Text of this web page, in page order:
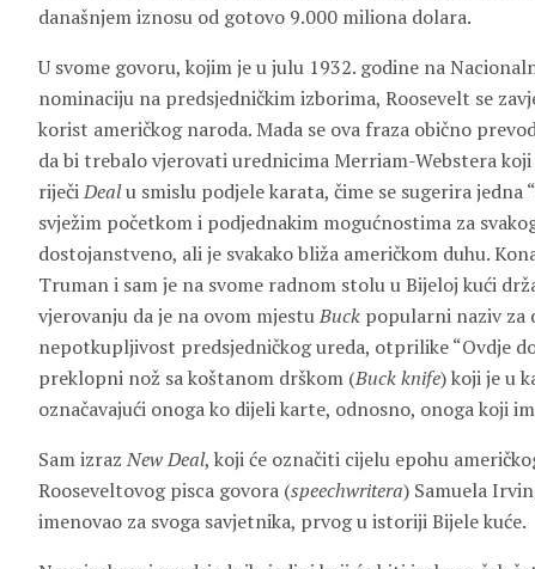
današnjem iznosu od gotovo 9.000 miliona dolara.
U svome govoru, kojim je u julu 1932. godine na
nominaciju na predsjedničkim izborima, Roosevelt se
korist američkog naroda. Mada se ova fraza obično
da bi trebalo vjerovati urednicima Merriam-Webstera
riječiDealu smislu podjele karata, čime se sugerira jedna
svježim početkom i podjednakim mogućnostima za
dostojanstveno, ali je svakako bliža američkom duhu.
Truman i sam je na svome radnom stolu u Bijeloj kući
vjerovanju da je na ovom mjestuBuck popularni naziv za
nepotkupljivost predsjedničkog ureda, otprilike “Ovdje
preklopni nož sa koštanom drškom (Buck knife) koji je u
označavajući onoga ko dijeli karte, odnosno, onoga koji
Sam izrazNew Deal, koji će označiti cijelu epohu
Rooseveltovog pisca govora (speechwritera) Samuela
imenovao za svoga savjetnika, prvog u istoriji Bijele kuće.